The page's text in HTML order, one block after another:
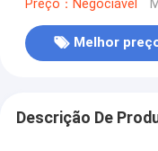
Preço：Negociável
Melhor
Descrição De